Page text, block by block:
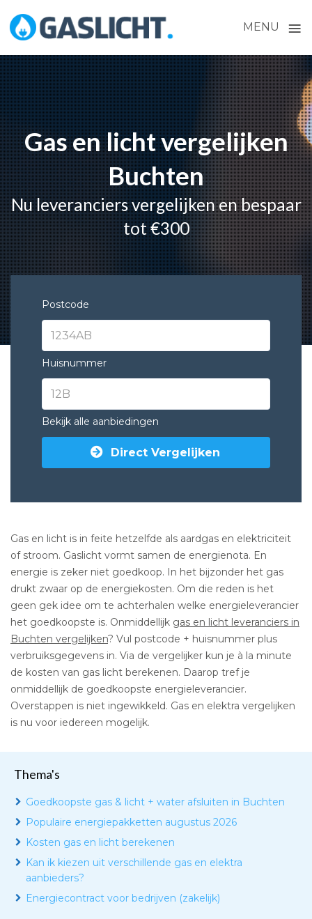
MENU ≡
Skip
to
content
Gas en licht vergelijken
Buchten
Nu leveranciers vergelijken en bespaar
tot €300
Postcode
Huisnummer
Bekijk alle aanbiedingen
Direct Vergelijken
Gas en licht is in feite hetzelfde als aardgas en elektriciteit
of stroom. Gaslicht vormt samen de energienota. En
energie is zeker niet goedkoop. In het bijzonder het gas
drukt zwaar op de energiekosten. Om die reden is het
geen gek idee om te achterhalen welke energieleverancier
het goedkoopste is. Onmiddellijk gas en licht leveranciers in
Buchten vergelijken? Vul postcode + huisnummer plus
verbruiksgegevens in. Via de vergelijker kun je à la minute
de kosten van gas licht berekenen. Daarop tref je
onmiddellijk de goedkoopste energieleverancier.
Overstappen is niet ingewikkeld. Gas en elektra vergelijken
is nu voor iedereen mogelijk.
Thema's
Goedkoopste gas & licht + water afsluiten in Buchten
Populaire energiepakketten augustus 2026
Kosten gas en licht berekenen
Kan ik kiezen uit verschillende gas en elektra
aanbieders?
Energiecontract voor bedrijven (zakelijk)